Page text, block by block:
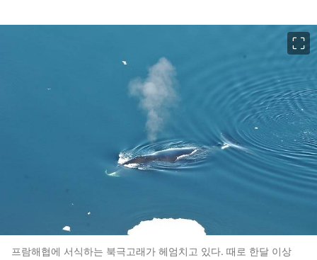
프람해협에 서식하는 북극고래가 헤엄치고 있다. 때로 한달 이상